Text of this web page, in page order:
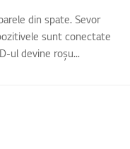
din spate. Sevor
sunt conectate
ul devine roșu...